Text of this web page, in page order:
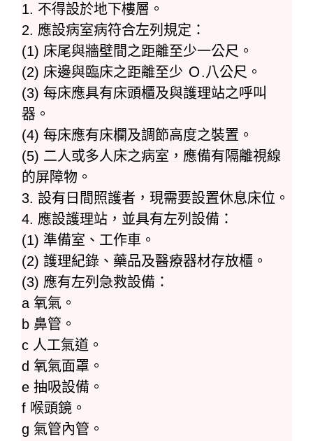
1. 不得設於地下樓層。
2. 應設病室病符合左列規定：
(1) 床尾與牆壁間之距離至少一公尺。
(2) 床邊與臨床之距離至少 Ｏ.八公尺。
(3) 每床應具有床頭櫃及與護理站之呼叫
器。
(4) 每床應有床欄及調節高度之裝置。
(5) 二人或多人床之病室，應備有隔離視線
的屏障物。
3. 設有日間照護者，現需要設置休息床位。
4. 應設護理站，並具有左列設備：
(1) 準備室、工作車。
(2) 護理紀錄、藥品及醫療器材存放櫃。
(3) 應有左列急救設備：
a 氧氣。
b 鼻管。
c 人工氣道。
d 氧氣面罩。
e 抽吸設備。
f 喉頭鏡。
g 氣管內管。